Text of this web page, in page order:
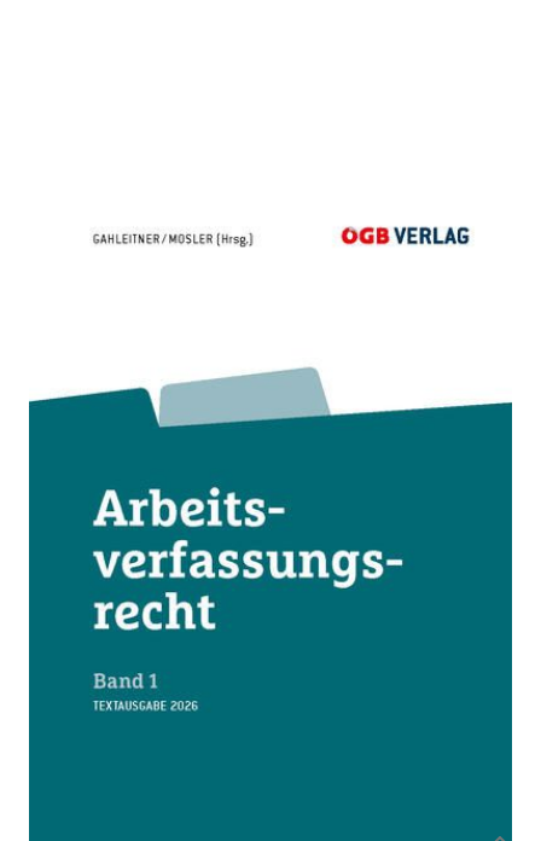
Arbeitsverfassungsrecht Bd 1
Textausgabe 2026
Verlag: ÖGB Verlag
Buch 408 Seiten
Hardcover
Bibliografische Daten